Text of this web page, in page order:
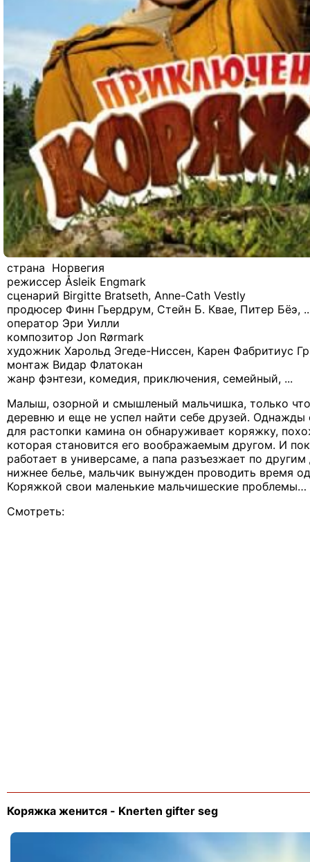
страна Норвегия
режиссер Åsleik Engmark
сценарий Birgitte Bratseth, Anne-Cath Vestly
продюсер Финн Гьердрум, Стейн Б. Квае, Питер Бёэ,
оператор Эри Уилли
композитор Jon Rørmark
художник Харольд Эгеде-Ниссен, Карен Фабритиус
монтаж Видар Флатокан
жанр фэнтези, комедия, приключения, семейный, ...
Малыш, озорной и смышленый мальчишка, только что
деревню и еще не успел найти себе друзей. Однажды
для растопки камина он обнаруживает коряжку,
которая становится его воображаемым другом. И
работает в универсаме, а папа разъезжает по
нижнее белье, мальчик вынужден проводить время
Коряжкой свои маленькие мальчишеские проблемы…
Смотреть:
Коряжка женится - Knerten gifter seg